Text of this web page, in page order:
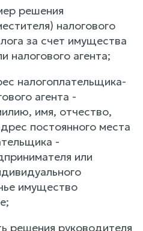
решения
налогового
за счет имущества
налогового агента;
налогоплательщика-
агента -
имя, отчество,
постоянного места
-
или
имущество
решения руководителя